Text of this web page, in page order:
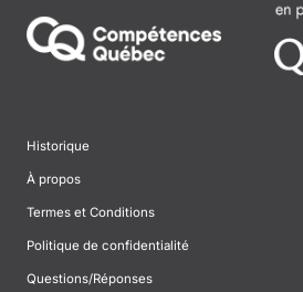
Historique
À propos
Termes et Conditions
Politique de confidentialité
Questions/Réponses